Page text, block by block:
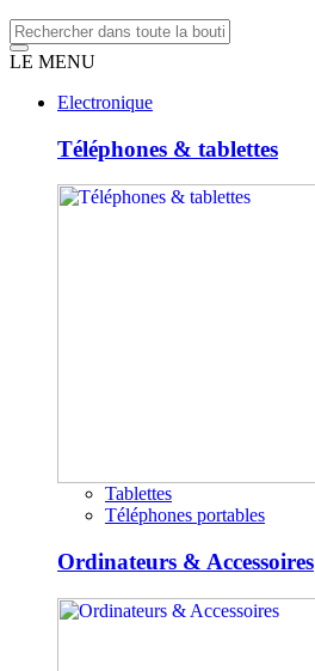
LE MENU
Electronique
Téléphones & tablettes
Tablettes
Téléphones portables
Ordinateurs & Accessoires